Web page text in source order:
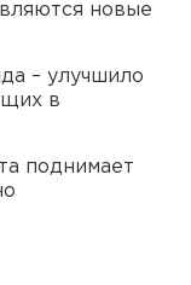
новые
– улучшило
в
поднимает